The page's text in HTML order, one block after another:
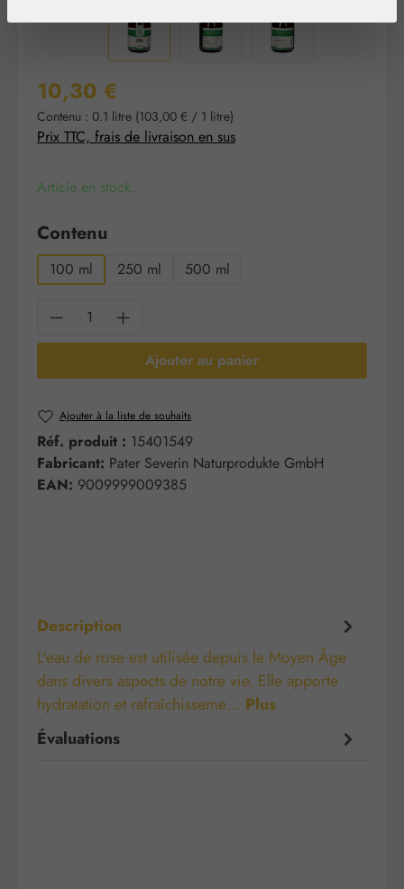
Prix régulier :
10,30 €
Contenu : 0.1 litre (103,00 € / 1 litre)
Prix TTC, frais de livraison en sus
Article en stock.
Sélectionnez
Contenu
100 ml 250 ml 500 ml
Quantité de produit : Entrez la quantité
Ajouter au panier
Ajouter à la liste de souhaits
Réf. produit : 15401549
Fabricant: Pater Severin Naturprodukte GmbH
EAN: 9009999009385
Description
L'eau de rose est utilisée depuis le Moyen Âge
dans divers aspects de notre vie. Elle apporte
hydratation et rafraîchisseme… Plus
Évaluations